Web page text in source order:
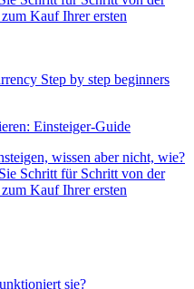
Kauf Ihrer ersten
Einsteiger-Guide
wissen aber nicht, wie?
Schritt für Schritt von der
Kauf Ihrer ersten
sie?